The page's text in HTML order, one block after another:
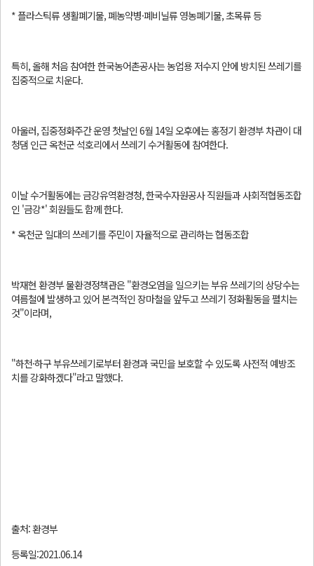
* 플라스틱류 생활폐기물, 폐농약병·폐비닐류 영농폐기물, 초목류 등
특히, 올해 처음 참여한 한국농어촌공사는 농업용 저수지 안에 방치된 쓰레기를
집중적으로 치운다.
아울러, 집중정화주간 운영 첫날인 6월 14일 오후에는 홍정기 환경부 차관이 대
청댐 인근 옥천군 석호리에서 쓰레기 수거활동에 참여한다.
이날 수거활동에는 금강유역환경청, 한국수자원공사 직원들과 사회적협동조합
인 '금강*' 회원들도 함께 한다.
* 옥천군 일대의 쓰레기를 주민이 자율적으로 관리하는 협동조합
박재현 환경부 물환경정책관은 "환경오염을 일으키는 부유 쓰레기의 상당수는
여름철에 발생하고 있어 본격적인 장마철을 앞두고 쓰레기 정화활동을 펼치는
것"이라며,
"하천·하구 부유쓰레기로부터 환경과 국민을 보호할 수 있도록 사전적 예방조
치를 강화하겠다"라고 말했다.
출처: 환경부
등록일:2021.06.14